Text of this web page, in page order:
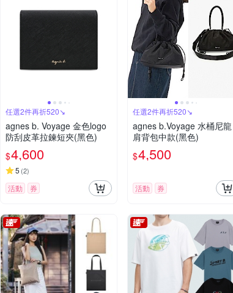
任選2件再折520↘
agnes b. Voyage 金色logo
防刮皮革拉鍊短夾(黑色)
$4,600
5 (2)
活動 券
任選2件再折520↘
agnes b.Voyage 水桶尼龍
肩背包中款(黑色)
$4,500
活動 券